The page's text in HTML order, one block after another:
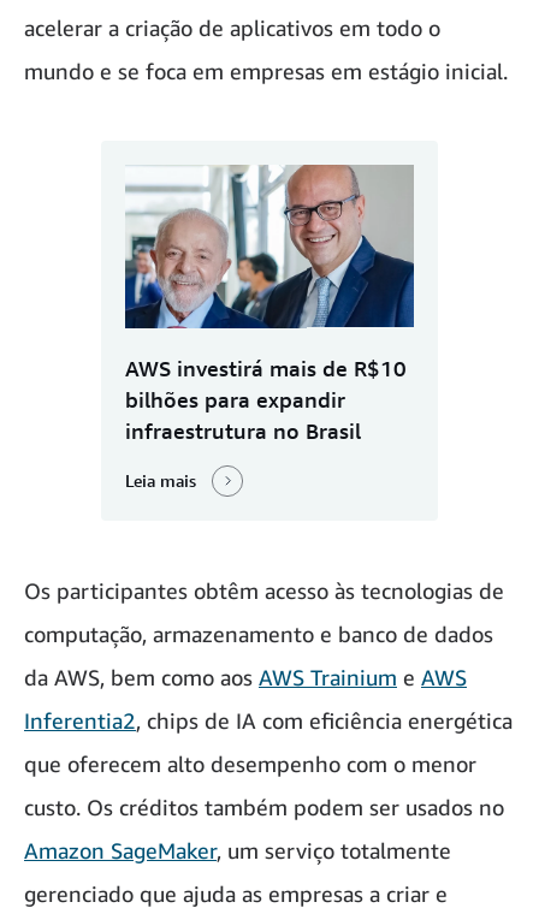
acelerar a criação de aplicativos em todo o
mundo e se foca em empresas em estágio inicial.
AWS investirá mais de R$10
bilhões para expandir
infraestrutura no Brasil
Leia mais
Os participantes obtêm acesso às tecnologias de
computação, armazenamento e banco de dados
da AWS, bem como aos AWS Trainium e AWS
Inferentia2, chips de IA com eficiência energética
que oferecem alto desempenho com o menor
custo. Os créditos também podem ser usados no
Amazon SageMaker, um serviço totalmente
gerenciado que ajuda as empresas a criar e